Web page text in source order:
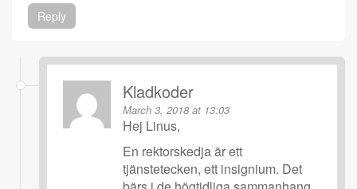
Reply
Kladkoder
March 3, 2018 at 13:03
Hej Linus,
En rektorskedja är ett
tjänstetecken, ett insignium. Det